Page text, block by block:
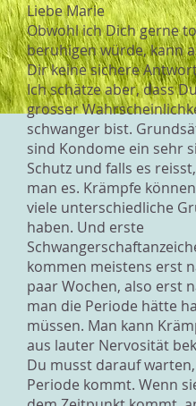
Liebe Marie
Obwohl ich Dich gerne
beruhigen würde, kann
Dir keine sichere
Ich schätze aber, dass
grosser
schwanger bist.
sind Kondome ein sehr
Schutz und falls es
man es. Krämpfe
viele unterschiedliche
haben. Und erste
kommen meistens erst
paar Wochen, also erst
man die Periode hätte
müssen. Man kann
aus lauter Nervosität
Du musst darauf
Periode kommt. Wenn